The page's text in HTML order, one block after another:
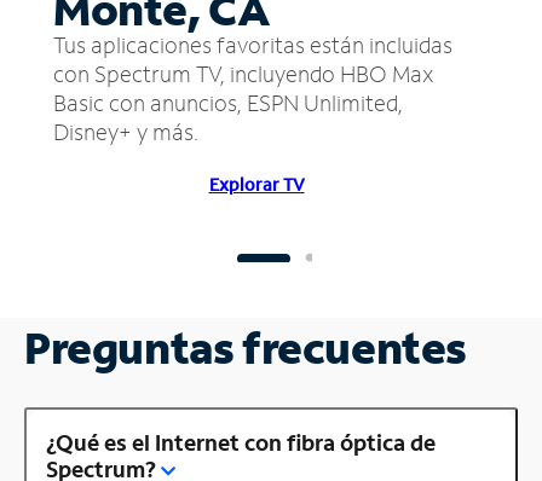
Tus aplicaciones favoritas están incluidas
con Spectrum TV, incluyendo HBO Max
Basic con anuncios, ESPN Unlimited,
Disney+ y más.
Explorar TV
Preguntas frecuentes
¿Qué es el Internet con fibra óptica de
Spectrum?